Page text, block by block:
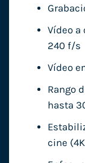
Vídeo a
240 f/s
Vídeo
Rango
hasta
cine